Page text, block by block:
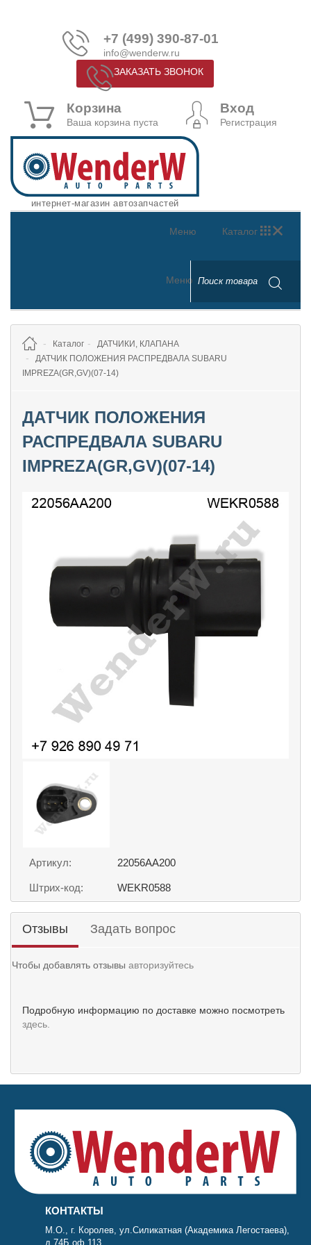
+7 (499) 390-87-01
info@wenderw.ru
ЗАКАЗАТЬ ЗВОНОК
Корзина
Ваша корзина пуста
Вход
Регистрация
интернет-магазин автозапчастей
Каталог
Меню
Меню
Каталог
ДАТЧИКИ, КЛАПАНА
ДАТЧИК ПОЛОЖЕНИЯ РАСПРЕДВАЛА SUBARU
IMPREZA(GR,GV)(07-14)
ДАТЧИК ПОЛОЖЕНИЯ
РАСПРЕДВАЛА SUBARU
IMPREZA(GR,GV)(07-14)
Артикул: 22056AA200
Штрих-код: WEKR0588
Отзывы Задать вопрос
Чтобы добавлять отзывы авторизуйтесь
Подробную информацию по доставке можно посмотреть
здесь.
КОНТАКТЫ
М.О., г. Королев, ул.Силикатная (Академика Легостаева),
д.74Б оф.113